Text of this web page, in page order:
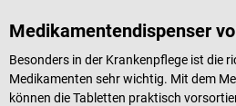
Medikamentendispenser
Besonders in der Krankenpflege ist die
Medikamenten sehr wichtig. Mit dem
können die Tabletten praktisch